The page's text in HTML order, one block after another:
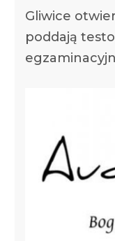
Gliwice
poddają